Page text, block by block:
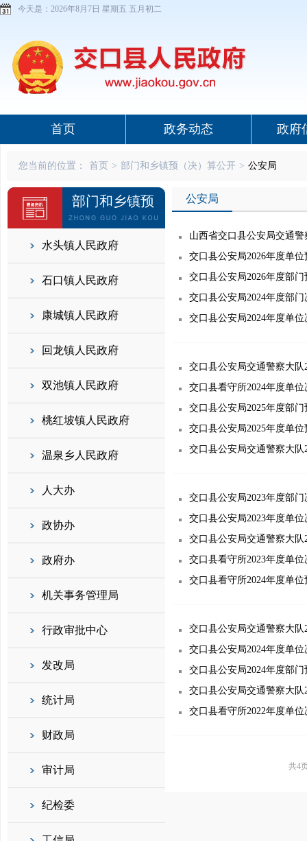
今天是： 2026年8月7日 星期五 五月初二
首页 政务动态 政府
您当前的位置： 首页 > 部门和乡镇预（决）算公开 > 公安局
部门和乡镇预
（决）算公开
水头镇人民政府
石口镇人民政府
康城镇人民政府
回龙镇人民政府
双池镇人民政府
桃红坡镇人民政府
温泉乡人民政府
人大办
政协办
政府办
机关事务管理局
行政审批中心
发改局
统计局
财政局
审计局
纪检委
公安局
山西省交口县公安局交通
交口县公安局2026年度单
交口县公安局2026年度部
交口县公安局2024年度部
交口县公安局2024年度单
交口县公安局交通警察大队
交口县看守所2024年度单
交口县公安局2025年度部
交口县公安局2025年度单
交口县公安局交通警察大队
交口县公安局2023年度部
交口县公安局2023年度单
交口县公安局交通警察大队
交口县看守所2023年度单
交口县看守所2024年度单
交口县公安局交通警察大队
交口县公安局2024年度单
交口县公安局2024年度部
交口县公安局交通警察大队
交口县看守所2022年度单
共4